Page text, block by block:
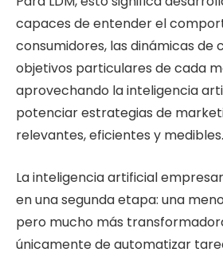
capaces de entender el
consumidores, las dinámicas de
objetivos particulares de cada
aprovechando la inteligencia
potenciar estrategias de
relevantes, eficientes y medibles.
La inteligencia artificial
en una segunda etapa: una
pero mucho más
únicamente de automatizar